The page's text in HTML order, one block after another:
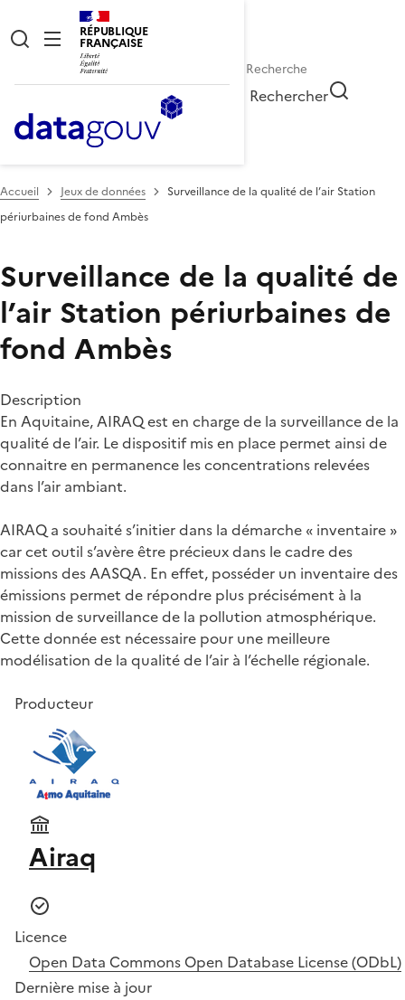
RÉPUBLIQUE
FRANÇAISE
Rechercher
Accueil Jeux de données
Surveillance de la qualité de l’air Station
périurbaines de fond Ambès
Surveillance de la qualité de
l’air Station périurbaines de
fond Ambès
Description
En Aquitaine, AIRAQ est en charge de la surveillance de la
qualité de l’air. Le dispositif mis en place permet ainsi de
connaitre en permanence les concentrations relevées
dans l’air ambiant.
AIRAQ a souhaité s’initier dans la démarche « inventaire »
car cet outil s’avère être précieux dans le cadre des
missions des AASQA. En effet, posséder un inventaire des
émissions permet de répondre plus précisément à la
mission de surveillance de la pollution atmosphérique.
Cette donnée est nécessaire pour une meilleure
modélisation de la qualité de l’air à l’échelle régionale.
Producteur
Airaq
Licence
Open Data Commons Open Database License (ODbL)
Dernière mise à jour